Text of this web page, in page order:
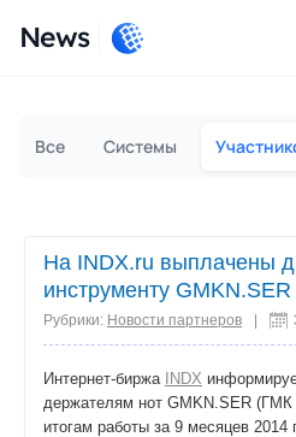
News
Все Системы
На INDX.ru выплачены
инструменту GMKN.SER
Рубрики: Новости партнеров
Интернет-биржа INDX
держателям нот GMKN.SER (ГМК
итогам работы за 9 месяцев 2014